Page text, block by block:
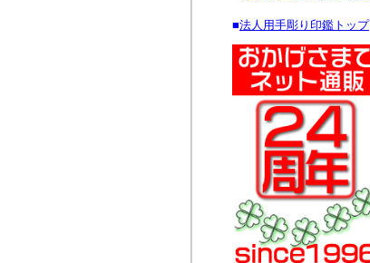
■法人用手彫り印鑑トップ